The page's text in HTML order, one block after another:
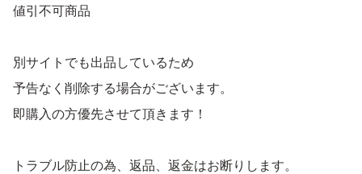
値引不可商品
別サイトでも出品しているため
予告なく削除する場合がございます。
即購入の方優先させて頂きます！
トラブル防止の為、返品、返金はお断りします。